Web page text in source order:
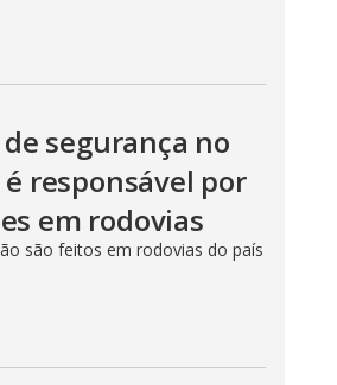
segurança no
responsável por
em rodovias
são feitos em rodovias do país